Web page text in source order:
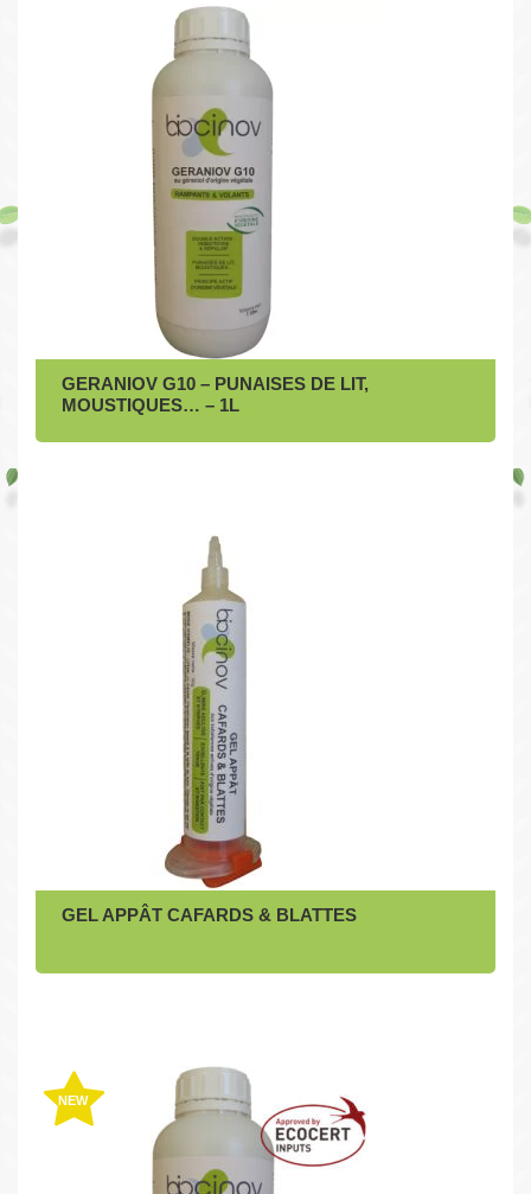
GERANIOV G10 – PUNAISES DE LIT,
MOUSTIQUES… – 1L
GEL APPÂT CAFARDS & BLATTES